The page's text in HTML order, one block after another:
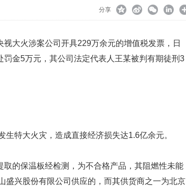
分享
大火涉案公司开具229万余元的增值税发票，日
金5万元，其公司法定代表人王某被判有期徒刑3
特大火灾，造成直接经济损失达1.6亿余元。
的保温板经检测，为不合格产品，其阻燃性未能
盛兴股份有限公司供应的，而其供货商之一为北京